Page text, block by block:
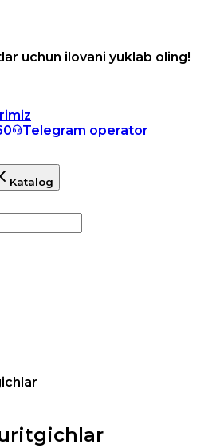
uchun ilovani yuklab oling!
Telegram operator
Katalog